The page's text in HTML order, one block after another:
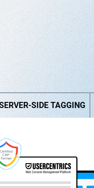
SIDE TAGGING